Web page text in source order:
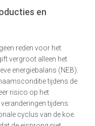
en
reden voor het
vergroot alleen het
energiebalans (NEB).
tijdens de
risico op het
tijdens
cyclus van de koe.